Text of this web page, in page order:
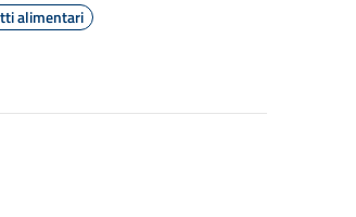
alimentari